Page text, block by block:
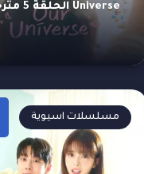
Universe الحلقة 5 مترجمة
مسلسلات اسيوية